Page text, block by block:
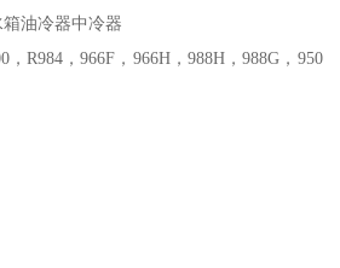
箱油冷器中冷器
R984，966F，966H，988H，988G，950